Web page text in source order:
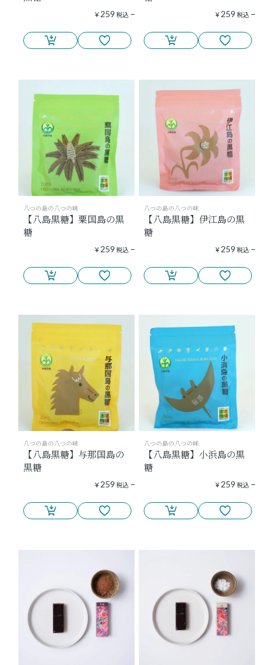
¥ 259 税込 ¥ 259 税込
八つの島の八つの味
【八島黒糖】粟国島の黒
糖
¥ 259 税込
八つの島の八つの味
【八島黒糖】伊江島の黒
糖
¥ 259 税込
八つの島の八つの味
【八島黒糖】与那国島の
黒糖
¥ 259 税込
八つの島の八つの味
【八島黒糖】小浜島の黒
糖
¥ 259 税込